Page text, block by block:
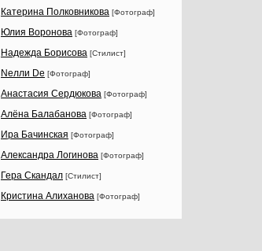
Катерина Полковникова [Фотограф]
Юлия Воронова [Фотограф]
Надежда Борисова [Стилист]
Nелли Dе [Фотограф]
Анастасия Сердюкова [Фотограф]
Алёна Балабанова [Фотограф]
Ира Бачинская [Фотограф]
Александра Логинова [Фотограф]
Гера Скандал [Стилист]
Кристина Алиханова [Фотограф]